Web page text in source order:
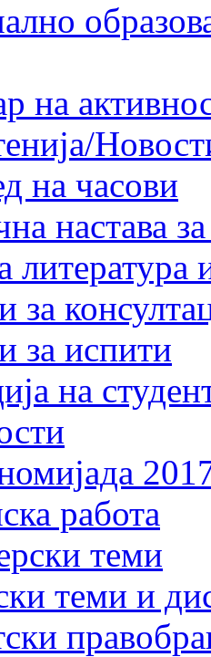
на
на часови
настава
литература
за
за испити
на
работа
теми
теми и